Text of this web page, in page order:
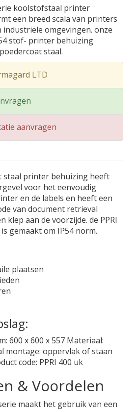
koolstofstaal printer
een breed scala van printers
industriële omgevingen. onze
stof- printer behuizing
staal.
LTD
aanvragen
staal printer behuizing heeft
voor het eenvoudig
en de labels en heeft een
van document retrieval
klep aan de voorzijde. de PPRI
gemaakt om IP54 norm.
plaatsen
600 x 600 x 557 Materiaal:
montage: oppervlak of staan
code: PPRI 400 uk
& Voordelen
maakt het gebruik van een